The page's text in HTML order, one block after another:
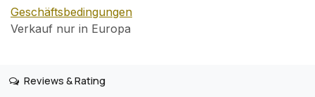
Geschäftsbedingungen
Verkauf nur in Europa
Reviews & Rating